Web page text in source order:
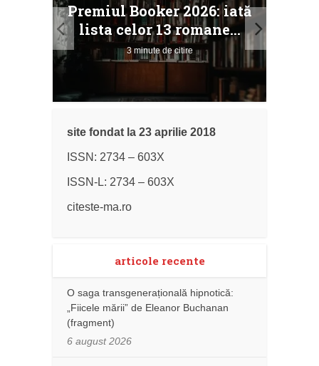
Premiul Booker 2026: iată
lista celor 13 romane...
3 minute de citire
site fondat la 23 aprilie 2018
ISSN: 2734 – 603X
ISSN-L: 2734 – 603X
citeste-ma.ro
articole recente
O saga transgenerațională hipnotică:
„Fiicele mării” de Eleanor Buchanan
(fragment)
6 august 2026